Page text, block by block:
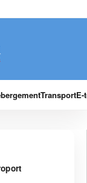
Transport